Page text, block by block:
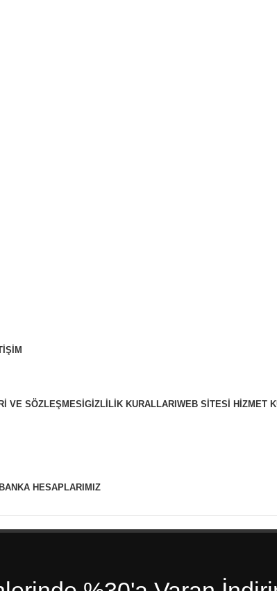
VE SÖZLEŞMESI GIZLILIK KURALLARI WEB SITESI HIZMET
BANKA HESAPLARIMIZ